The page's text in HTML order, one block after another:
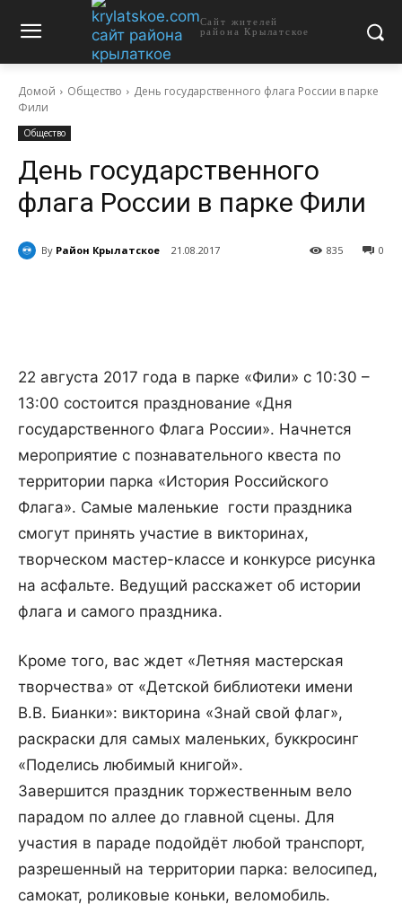
Сайт жителей
района Крылатское
Домой Общество
День государственного флага России в парке
Фили
Общество
День государственного
флага России в парке Фили
By Район Крылатское 21.08.2017 0
835
22 августа 2017 года в парке «Фили» с 10:30 –
13:00 состоится празднование «Дня
государственного Флага России». Начнется
мероприятие с познавательного квеста по
территории парка «История Российского
Флага». Самые маленькие гости праздника
смогут принять участие в викторинах,
творческом мастер-классе и конкурсе рисунка
на асфальте. Ведущий расскажет об истории
флага и самого праздника.
Кроме того, вас ждет «Летняя мастерская
творчества» от «Детской библиотеки имени
В.В. Бианки»: викторина «Знай свой флаг»,
раскраски для самых маленьких, буккросинг
«Поделись любимый книгой».
Завершится праздник торжественным вело
парадом по аллее до главной сцены. Для
участия в параде подойдёт любой транспорт,
разрешенный на территории парка: велосипед,
самокат, роликовые коньки, веломобиль.